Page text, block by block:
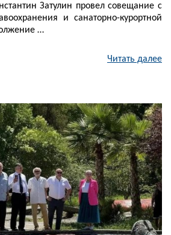
Затулин провел совещание с
и санаторно-курортной
…
Читать далее